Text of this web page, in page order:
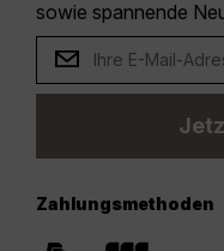
sowie spannende
Zahlungsmethoden